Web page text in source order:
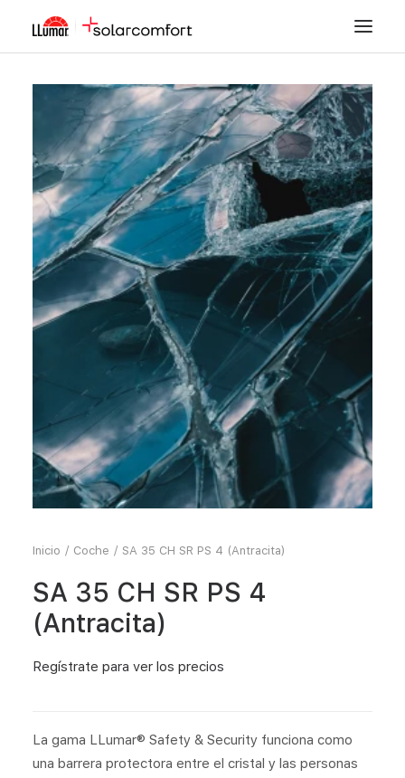
LÁMINAS SOLARES
SEGURIDAD
DECORACIÓN
TINTADO DE LUNAS
PPF
ACCESORIOS
MI CUENTA
Inicio Coche SA 35 CH SR PS 4 (Antracita)
SA 35 CH SR PS 4
(Antracita)
Regístrate para ver los precios
La gama LLumar® Safety & Security funciona como
una barrera protectora entre el cristal y las personas